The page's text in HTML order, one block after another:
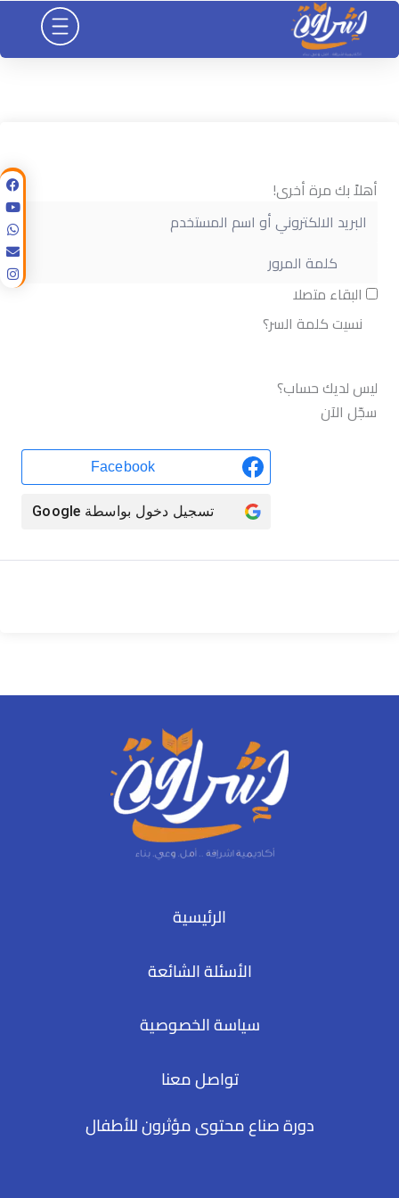
تخطي
المحتوى
أهلاً بك مرة أخرى!
البقاء متصلا
نسيت كلمة السر؟
ليس لديك حساب؟
سجّل الآن
Facebook
تسجيل دخول بواسطة Google
الرئيسية
الأسئلة الشائعة
سياسة الخصوصية
تواصل معنا
دورة صناع محتوى مؤثرون للأطفال